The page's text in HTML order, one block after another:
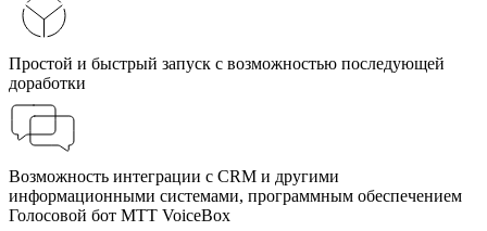
Простой и быстрый запуск с возможностью последующей
доработки
Возможность интеграции с CRM и другими
информационными системами, программным обеспечением
Голосовой бот МТТ VoiceBox